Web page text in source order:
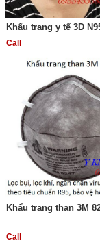
Khẩu trang y tế 3D
Call
Khẩu trang than 3M
Call